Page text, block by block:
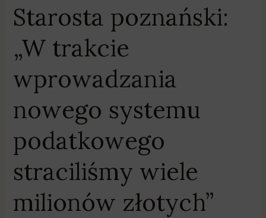
Starosta poznański:
„W trakcie
wprowadzania
nowego systemu
podatkowego
straciliśmy wiele
milionów złotych”
złotych”